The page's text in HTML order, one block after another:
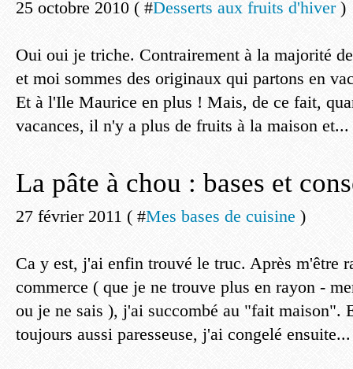
25 octobre 2010 ( #Desserts aux fruits d'hiver)
Oui oui je triche. Contrairement à la majorité
et moi sommes des originaux qui partons en
Et à l'Ile Maurice en plus ! Mais, de ce fait,
vacances, il n'y a plus de fruits à la maison et...
La pâte à chou : bases et
27 février 2011 ( #Mes bases de cuisine )
Ca y est, j'ai enfin trouvé le truc. Après m'être
commerce ( que je ne trouve plus en rayon -
ou je ne sais ), j'ai succombé au "fait maison".
toujours aussi paresseuse, j'ai congelé ensuite...